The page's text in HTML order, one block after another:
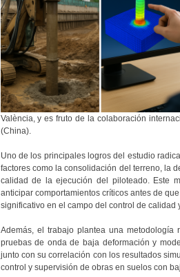
València, y es fruto de la colaboración
(China).
Uno de los principales logros del estudio
factores como la consolidación del terreno, la
calidad de la ejecución del piloteado. Este
anticipar comportamientos críticos antes de
significativo en el campo del control de
Además, el trabajo plantea una
pruebas de onda de baja deformación y
junto con su correlación con los resultados
control y supervisión de obras en suelos con